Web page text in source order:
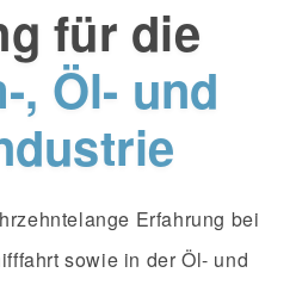
für die
, Öl- und
Erfahrung bei
sowie in der Öl- und